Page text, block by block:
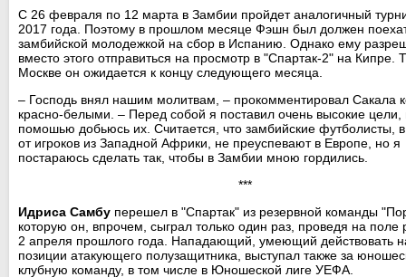
С 26 февраля по 12 марта в Замбии пройдет аналогичный
2017 года. Поэтому в прошлом месяце Фэшн был должен
замбийской молодежкой на сбор в Испанию. Однако ему
вместо этого отправиться на просмотр в "Спартак-2" на Кипре.
Москве он ожидается к концу следующего месяца.
– Господь внял нашим молитвам, – прокомментировал Сакала
красно-белыми. – Перед собой я поставил очень высокие цели,
помошью добьюсь их. Считается, что замбийские футболисты,
от игроков из Западной Африки, не преуспевают в Европе, но я
постараюсь сделать так, чтобы в Замбии мною гордились.
***
Идриса Самбу перешел в "Спартак" из резервной команды
которую он, впрочем, сыграл только один раз, проведя на поле
2 апреля прошлого года. Нападающий, умеющий действовать
позиции атакующего полузащитника, выступал также за
клубную команду, в том числе в Юношеской лиге УЕФА.